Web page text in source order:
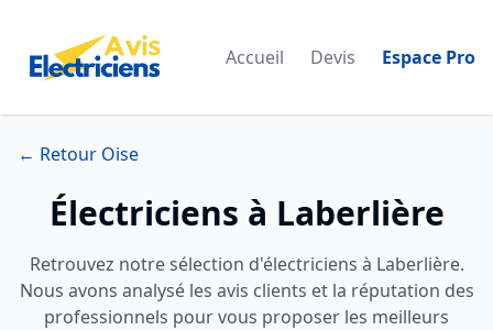
Accueil Devis Espace Pro
← Retour Oise
Électriciens à Laberlière
Retrouvez notre sélection d'électriciens à Laberlière.
Nous avons analysé les avis clients et la réputation des
professionnels pour vous proposer les meilleurs